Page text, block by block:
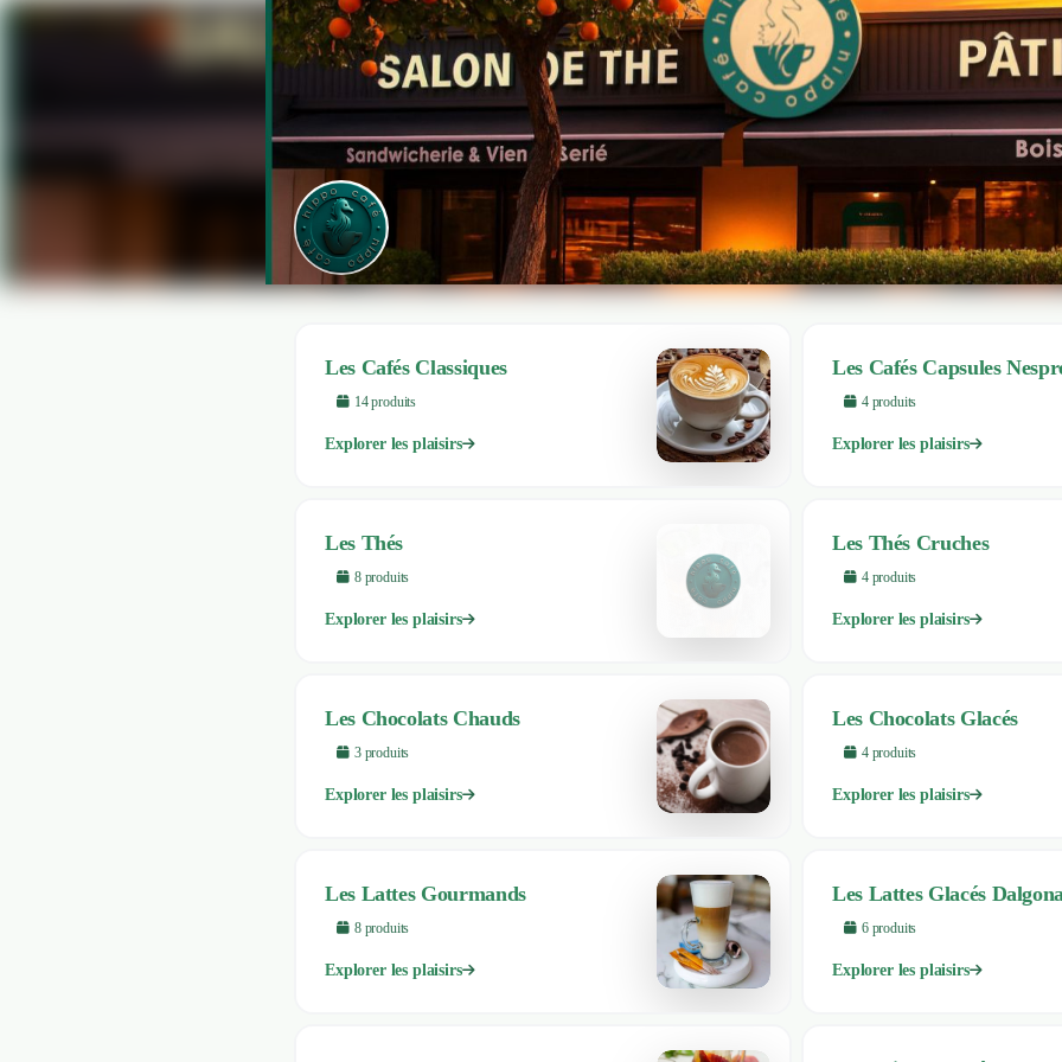
Les Cafés Classiques
14produits
Explorer les plaisirs
Les Cafés Capsules
4produits
Explorer les plaisirs
Les Thés
8produits
Explorer les plaisirs
Les Thés Cruches
4produits
Explorer les plaisirs
Les Chocolats Chauds
3produits
Explorer les plaisirs
Les Chocolats Glacés
4produits
Explorer les plaisirs
Les Lattes Gourmands
8produits
Explorer les plaisirs
Les Lattes Glacés
6produits
Explorer les plaisirs